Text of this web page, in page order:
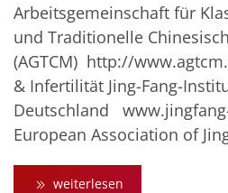
Arbeitsgemeinschaft für
und Traditionelle
(AGTCM) http://
& Infertilität Jing-Fang-
Deutschland
European Association of
weiterlesen